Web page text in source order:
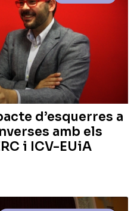
d’esquerres a
amb els
i ICV-EUiA